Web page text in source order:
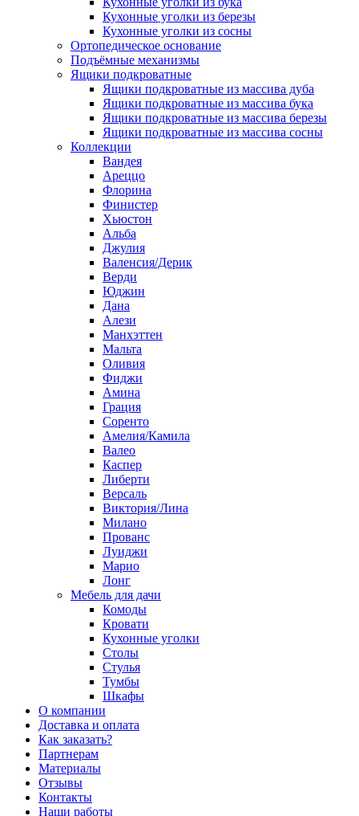
Кухонные уголки из березы
Кухонные уголки из сосны
Ортопедическое основание
Подъёмные механизмы
Ящики подкроватные
Ящики подкроватные из массива дуба
Ящики подкроватные из массива бука
Ящики подкроватные из массива березы
Ящики подкроватные из массива сосны
Коллекции
Вандея
Ареццо
Флорина
Финистер
Хьюстон
Альба
Джулия
Валенсия/Дерик
Верди
Юджин
Дана
Алези
Манхэттен
Мальта
Оливия
Фиджи
Амина
Грация
Соренто
Амелия/Камила
Валео
Каспер
Либерти
Версаль
Виктория/Лина
Милано
Прованс
Луиджи
Марио
Лонг
Мебель для дачи
Комоды
Кровати
Кухонные уголки
Столы
Стулья
Тумбы
Шкафы
О компании
Доставка и оплата
Как заказать?
Партнерам
Материалы
Отзывы
Контакты
Наши работы